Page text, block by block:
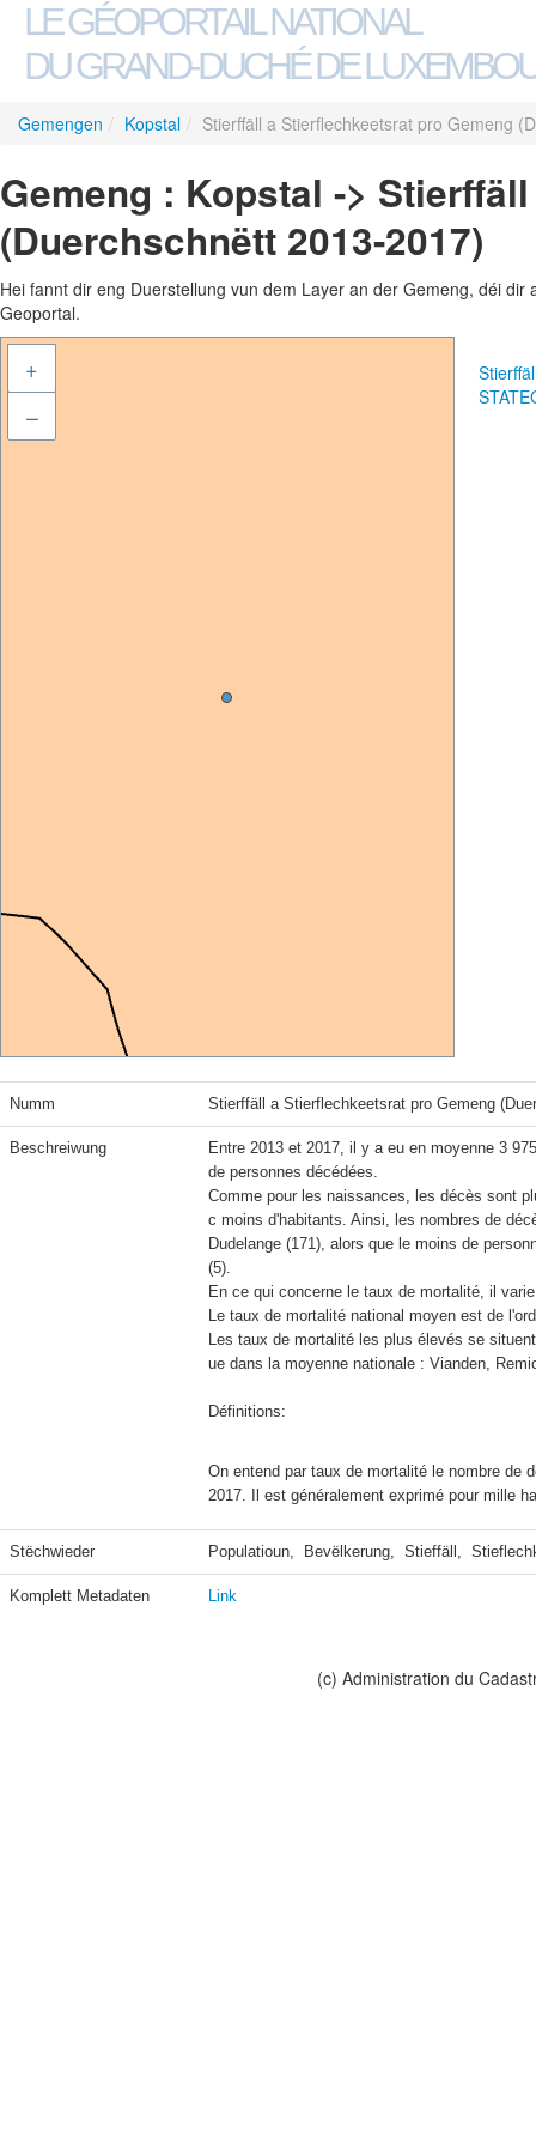
LE GÉOPORTAIL NATIONAL
DU GRAND-DUCHÉ DE
Gemengen / Kopstal / Stierffäll a Stierflechkeetsrat pro Gemeng
Gemeng : Kopstal ->
(Duerchschnëtt 2013-2017)
Hei fannt dir eng Duerstellung vun dem Layer an der Gemeng, déi
Geoportal.
+
–
Numm Stierffäll a Stierflechkeetsrat pro Gemeng
Beschreiwung
Entre 2013 et 2017, il y a eu en moyenne 3
de personnes décédées.
Comme pour les naissances, les décès sont
c moins d'habitants. Ainsi, les nombres de
Dudelange (171), alors que le moins de
(5).
En ce qui concerne le taux de mortalité, il
Le taux de mortalité national moyen est de
Les taux de mortalité les plus élevés se
ue dans la moyenne nationale : Vianden,
Définitions:
On entend par taux de mortalité le nombre de
2017. Il est généralement exprimé pour mille
Stëchwieder Populatioun,  Bevëlkerung,  Stieffäll,
Komplett Metadaten Link
(c) Administration du